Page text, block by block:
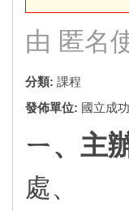
由 匿名
分類: 課程
發佈單位: 國立成
ㄧ、主
處、